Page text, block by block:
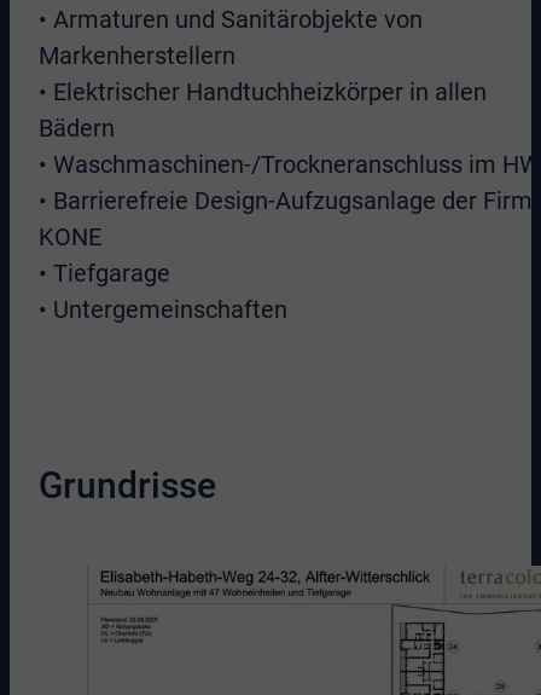
• Armaturen und Sanitärobjekte von
Markenherstellern
• Elektrischer Handtuchheizkörper in allen
Bädern
• Waschmaschinen-/Trockneranschluss im
• Barrierefreie Design-Aufzugsanlage der
KONE
• Tiefgarage
• Untergemeinschaften
Grundrisse